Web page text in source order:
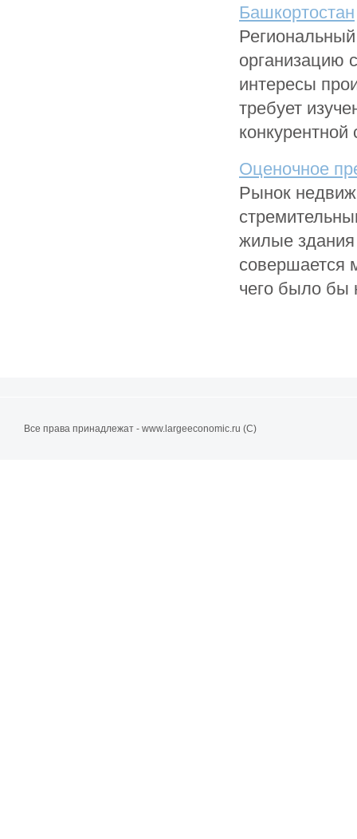
Башкортостан
организацию
интересы
требует
Оценочное
Рынок
жилые
совершается
чего было бы
Все права принадлежат - www.largeeconomic.ru (C)